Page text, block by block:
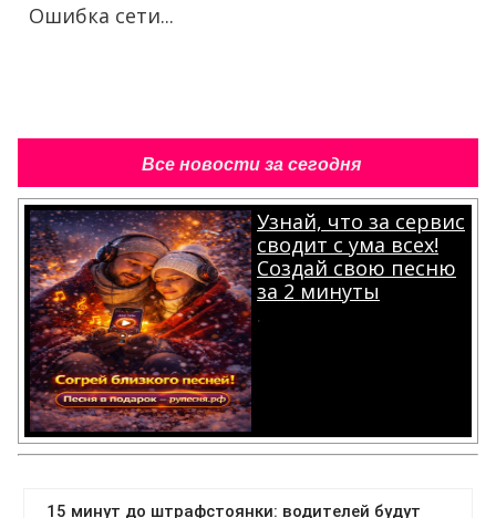
Ошибка сети...
Все новости за сегодня
Узнай, что за сервис
сводит с ума всех!
Создай свою песню
за 2 минуты
.